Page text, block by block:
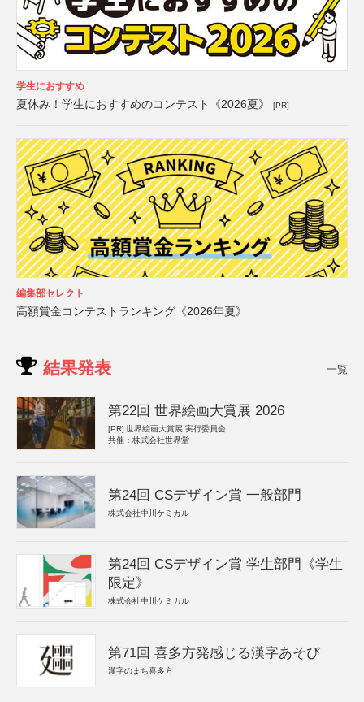
学生におすすめ
夏休み！学生におすすめのコンテスト《2026夏》 [PR]
編集部セレクト
高額賞金コンテストランキング《2026年夏》
結果発表 一覧
第22回 世界絵画大賞展 2026
[PR] 世界絵画大賞展 実行委員会
共催：株式会社世界堂
第24回 CSデザイン賞 一般部門
株式会社中川ケミカル
第24回 CSデザイン賞 学生部門《学生
限定》
株式会社中川ケミカル
第71回 喜多方発感じる漢字あそび
漢字のまち喜多方